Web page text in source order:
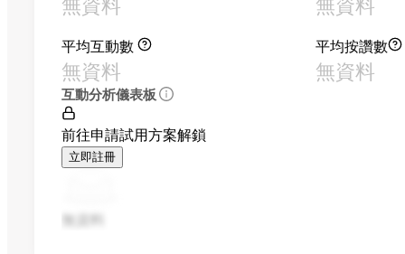
平均互動數
無資料
平均按讚數
無資料
互動分析儀表板
前往申請試用方案解鎖
立即註冊
無資料